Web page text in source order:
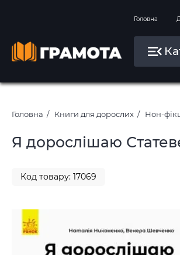
Головна
Вправи на зимові канікули
Літо, пляж, плавання,
Картини за номерами
Головна Книги для дорослих Нон-
Я дорослішаю
Код товару: 17069